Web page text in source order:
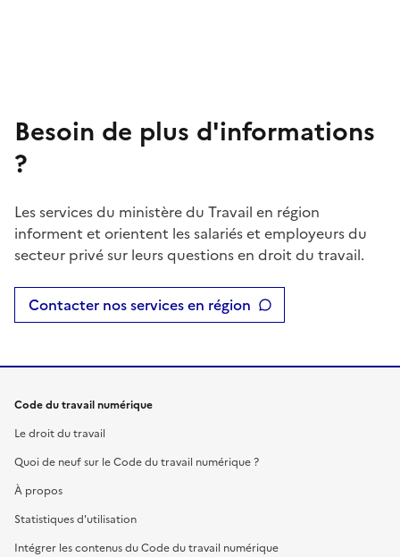
Besoin de plus d'informations
?
Les services du ministère du Travail en région
informent et orientent les salariés et employeurs du
secteur privé sur leurs questions en droit du travail.
Contacter nos services en région
Code du travail numérique
Le droit du travail
Quoi de neuf sur le Code du travail numérique ?
À propos
Statistiques d'utilisation
Intégrer les contenus du Code du travail numérique